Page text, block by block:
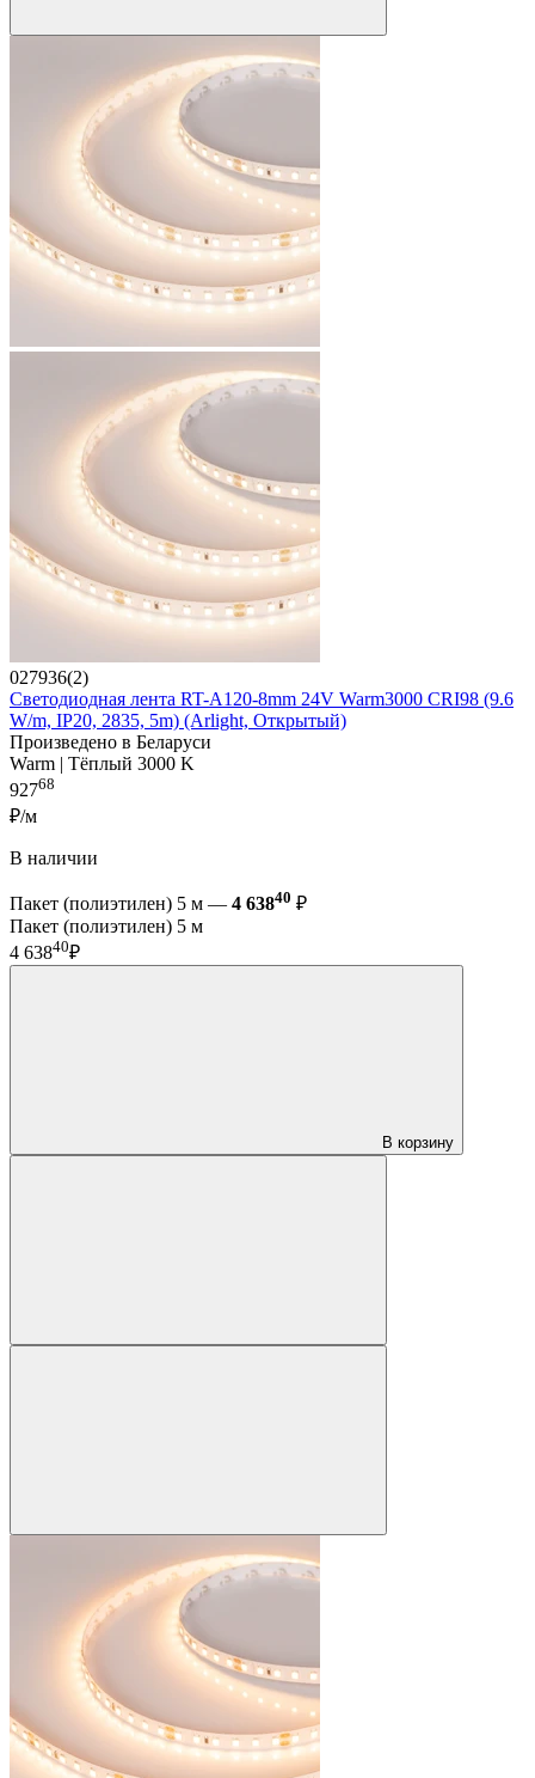
027936(2)
Светодиодная лента RT-A120-8mm 24V Warm3000 CRI98 (9.6
W/m, IP20, 2835, 5m) (Arlight, Открытый)
Произведено в Беларуси
Warm | Тёплый 3000 K
92768
₽/м
В наличии
Пакет (полиэтилен) 5 м — 4 63840 ₽
Пакет (полиэтилен) 5 м
4 63840₽
В корзину